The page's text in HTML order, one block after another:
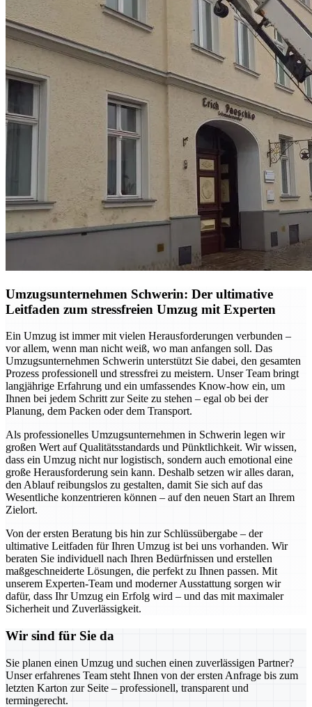
Umzugsunternehmen Schwerin: Der ultimative
Leitfaden zum stressfreien Umzug mit Experten
Ein Umzug ist immer mit vielen Herausforderungen verbunden –
vor allem, wenn man nicht weiß, wo man anfangen soll. Das
Umzugsunternehmen Schwerin unterstützt Sie dabei, den gesamten
Prozess professionell und stressfrei zu meistern. Unser Team bringt
langjährige Erfahrung und ein umfassendes Know-how ein, um
Ihnen bei jedem Schritt zur Seite zu stehen – egal ob bei der
Planung, dem Packen oder dem Transport.
Als professionelles Umzugsunternehmen in Schwerin legen wir
großen Wert auf Qualitätsstandards und Pünktlichkeit. Wir wissen,
dass ein Umzug nicht nur logistisch, sondern auch emotional eine
große Herausforderung sein kann. Deshalb setzen wir alles daran,
den Ablauf reibungslos zu gestalten, damit Sie sich auf das
Wesentliche konzentrieren können – auf den neuen Start an Ihrem
Zielort.
Von der ersten Beratung bis hin zur Schlüssübergabe – der
ultimative Leitfaden für Ihren Umzug ist bei uns vorhanden. Wir
beraten Sie individuell nach Ihren Bedürfnissen und erstellen
maßgeschneiderte Lösungen, die perfekt zu Ihnen passen. Mit
unserem Experten-Team und moderner Ausstattung sorgen wir
dafür, dass Ihr Umzug ein Erfolg wird – und das mit maximaler
Sicherheit und Zuverlässigkeit.
Wir sind für Sie da
Sie planen einen Umzug und suchen einen zuverlässigen Partner?
Unser erfahrenes Team steht Ihnen von der ersten Anfrage bis zum
letzten Karton zur Seite – professionell, transparent und
termingerecht.